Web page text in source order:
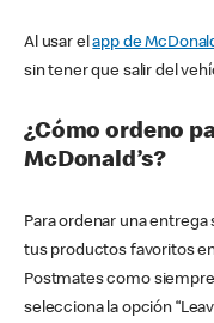
Al usar elapp de
sin tener que salir del
¿Cómo ordeno
McDonald’s?
Para ordenar una
tus productos favoritos
Postmates como
selecciona la opción